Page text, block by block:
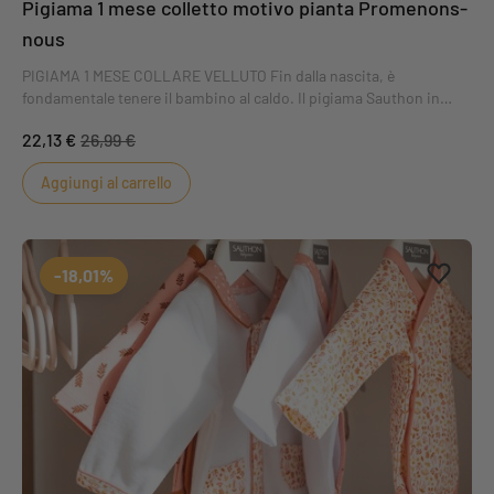
Pigiama 1 mese colletto motivo pianta Promenons-
nous
PIGIAMA 1 MESE COLLARE VELLUTO Fin dalla nascita, è
fondamentale tenere il bambino al caldo. Il pigiama Sauthon in
al comodo.
22,13 € 26,99 €
Aggiungi al carrello
-18,01%